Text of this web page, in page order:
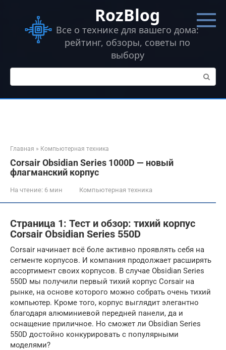
контенту
RozBlog
Все о технике для вашего дома:
рейтинг, обзоры, советы по
выбору
Поиск:
Главная » Компьютерная техника
Corsair Obsidian Series 1000D — новый
флагманский корпус
На чтение: 6 мин Компьютерная техника
Страница 1: Тест и обзор: тихий корпус
Corsair Obsidian Series 550D
Corsair начинает всё боле активно проявлять себя на
сегменте корпусов. И компания продолжает расширять
ассортимент своих корпусов. В случае Obsidian Series
550D мы получили первый тихий корпус Corsair на
рынке, на основе которого можно собрать очень тихий
компьютер. Кроме того, корпус выглядит элегантно
благодаря алюминиевой передней панели, да и
оснащение приличное. Но сможет ли Obsidian Series
550D достойно конкурировать с популярными
моделями?